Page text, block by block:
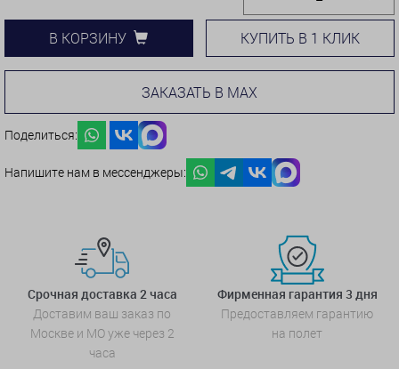
В КОРЗИНУ КУПИТЬ В 1 КЛИК
ЗАКАЗАТЬ В MAX
Поделиться:
Напишите нам в мессенджеры:
Срочная доставка 2 часа
Доставим ваш заказ по
Москве и МО уже через 2
часа
Фирменная гарантия 3 дня
Предоставляем гарантию
на полет